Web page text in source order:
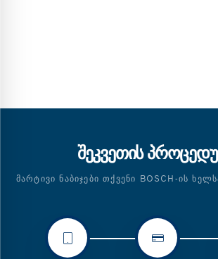
ᲨᲔᲙᲕᲔᲗᲘᲡ
ᲛᲐᲠᲢᲘᲕᲘ ᲜᲐᲑᲘᲯᲔᲑᲘ ᲗᲥᲕᲔᲜᲘ BOSCH-ᲘᲡ